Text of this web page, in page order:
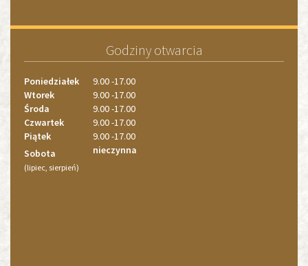
4
Godziny otwarcia
Poniedziałek
9.00 -17.00
Wtorek
9.00 -17.00
Środa
9.00 -17.00
Czwartek
9.00 -17.00
Piątek
9.00 -17.00
Sobota
(lipiec, sierpień)
nieczynna